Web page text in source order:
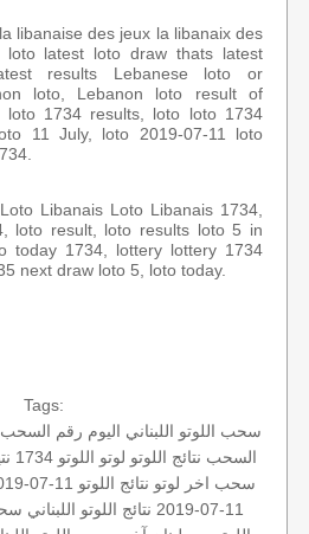
libanaise des jeux la libanaix des
loto latest loto draw thats latest
results Lebanese loto or
loto, Lebanon loto result of
loto 1734 results, loto loto 1734
11 July, loto 2019-07-11 loto
Libanais Loto Libanais 1734,
loto result, loto results loto 5 in
today 1734, lottery lottery 1734
next draw loto 5, loto today.
Tags:
سحب اللوتو اللبناني اليوم رقم السحب:
السحب نتائج اللوتو لوتو اللوتو 1734
سحب اخر لوتو نتائج اللوتو 11-07-2019
11-07-2019
نتائج اللوتو اللبناني سحب